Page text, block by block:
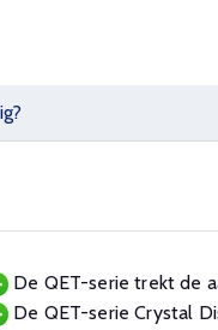
De QET-serie trekt de
De QET-serie Crystal